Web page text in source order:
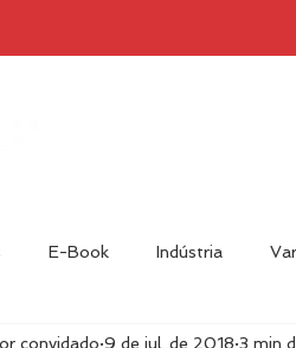
E-Book Indústria
convidado 9 de jul. de 2018 3 min